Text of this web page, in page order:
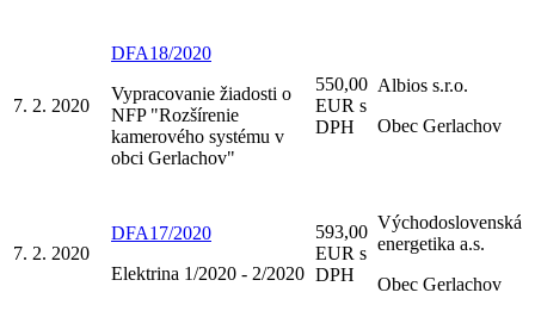
7. 2. 2020
DFA18/2020
Vypracovanie žiadosti o
NFP "Rozšírenie
kamerového systému v
obci Gerlachov"
550,00
EUR s
DPH
Albios s.r.o.
Obec Gerlachov
7. 2. 2020
DFA17/2020
Elektrina 1/2020 - 2/2020
593,00
EUR s
DPH
Východoslovenská
energetika a.s.
Obec Gerlachov